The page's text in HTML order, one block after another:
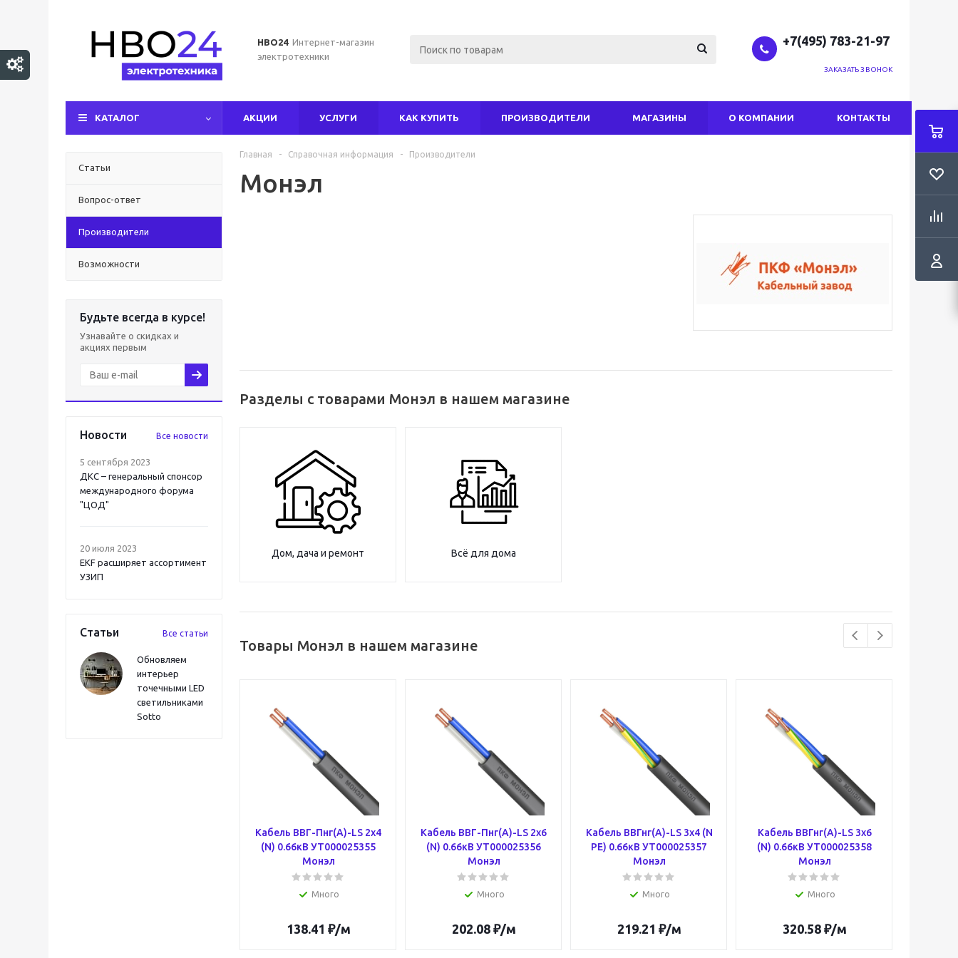
НВО24 Интернет-магазин
электротехники
+7(495) 783-21-97
ЗАКАЗАТЬ ЗВОНОК
КАТАЛОГ АКЦИИ УСЛУГИ КАК КУПИТЬ ПРОИЗВОДИТЕЛИ МАГАЗИНЫ О КОМПАНИИ КОНТАКТЫ
Статьи
Вопрос-ответ
Производители
Возможности
Будьте всегда в курсе!
Узнавайте о скидках и
акциях первым
Новости Все новости
5 сентября 2023
ДКС – генеральный спонсор
международного форума
"ЦОД"
20 июля 2023
EKF расширяет ассортимент
УЗИП
Статьи Все статьи
Обновляем
интерьер
точечными LED
светильниками
Sotto
Главная - Справочная информация - Производители
Монэл
Разделы с товарами Монэл в нашем магазине
Дом, дача и ремонт Всё для дома
Товары Монэл в нашем магазине
Кабель ВВГ-Пнг(А)-LS 2х4
(N) 0.66кВ УТ000025355
Монэл
Много
138.41 ₽/м
Кабель ВВГ-Пнг(А)-LS 2х6
(N) 0.66кВ УТ000025356
Монэл
Много
202.08₽/м
Кабель ВВГнг(А)-LS 3х4 (N
PE) 0.66кВ УТ000025357
Монэл
Много
219.21 ₽/м
Кабель ВВГнг(А)-LS 3х6
(N) 0.66кВ УТ000025358
Монэл
Много
320.58₽/м